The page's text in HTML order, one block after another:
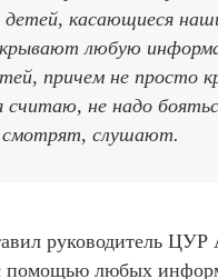
касающиеся
любую
причем не просто
не надо
смотрят, слушают.
руководитель
помощью любых